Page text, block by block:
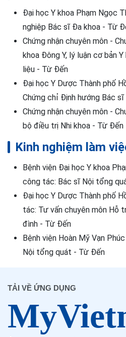
Đại học Y khoa Phạm Ngọc
nghiệp Bác sĩ Đa khoa - Từ
Chứng nhận chuyên môn -
khoa Đông Y, lý luận cơ bản
liệu - Từ Đến
Đại học Y Dược Thành phố
Chứng chỉ Định hướng Bác
Chứng nhận chuyên môn -
bộ điều trị Nhi khoa - Từ Đến
Kinh nghiệm làm
Bệnh viện Đại học Y khoa
công tác: Bác sĩ Nội tổng
Đại học Y Dược Thành phố
tác: Tư vấn chuyên môn Hỗ
đình - Từ Đến
Bệnh viện Hoàn Mỹ Vạn
Nội tổng quát - Từ Đến
TẢI VỀ ỨNG DỤNG